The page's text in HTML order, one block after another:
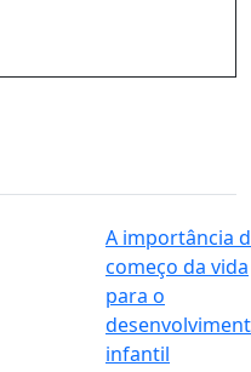
A importância
começo da vida
para o
infantil